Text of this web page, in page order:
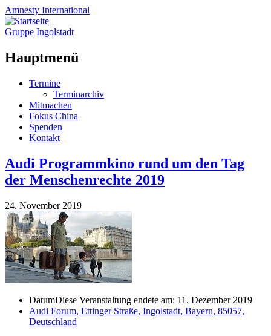
Amnesty International
Gruppe Ingolstadt
Hauptmenü
Zum
springen
Termine
Terminarchiv
Mitmachen
Fokus China
Spenden
Kontakt
Audi Programmkino rund um den Tag
der Menschenrechte 2019
24. November 2019
DatumDiese Veranstaltung endete am: 11. Dezember 2019
Audi Forum, Ettinger Straße, Ingolstadt, Bayern, 85057,
Deutschland